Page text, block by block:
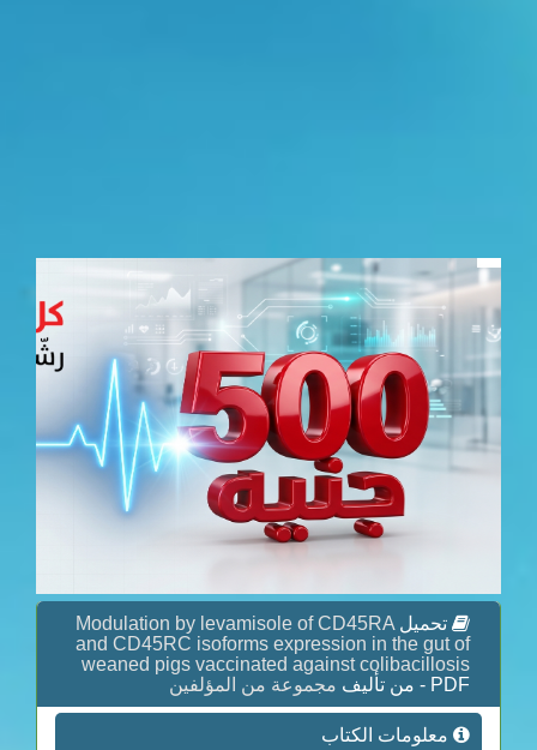
تحميل Modulation by levamisole of CD45RA
and CD45RC isoforms expression in the gut of
weaned pigs vaccinated against colibacillosis
PDF - من تأليف
مجموعة من المؤلفين
معلومات الكتاب